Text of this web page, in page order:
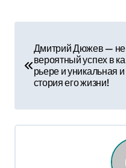
и
г
Дмитрий Дюжев — не
вероятный успех в ка
рьере и уникальная и
стория его жизни!